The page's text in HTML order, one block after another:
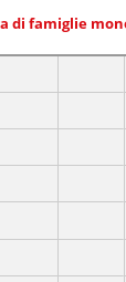
di famiglie